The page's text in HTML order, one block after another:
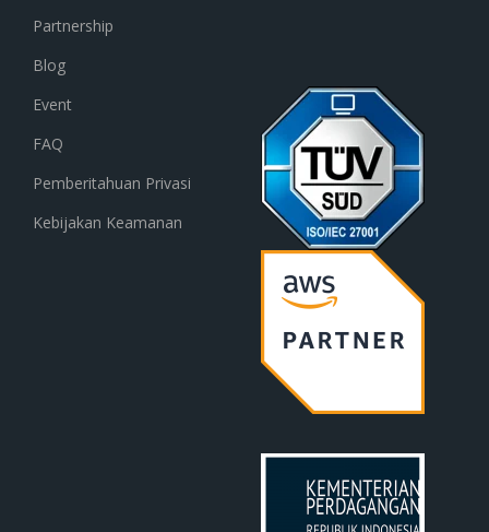
Partnership
Blog
Event
FAQ
Pemberitahuan Privasi
Kebijakan Keamanan